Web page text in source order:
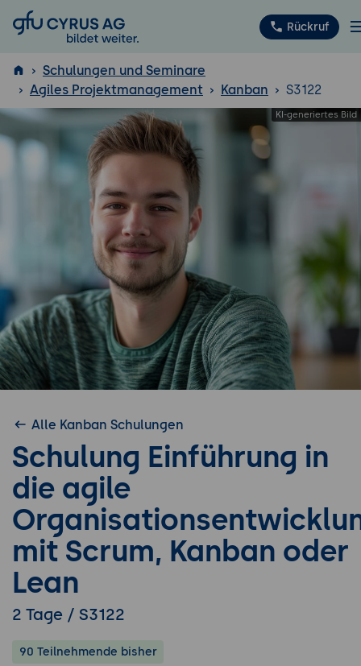
GFU Cyrus AG Rückruf
ISTQB ®
Schulungen und Seminare
Agiles Projektmanagement
Kanban S3122
Alle Kanban Schulungen
Schulung Einführung in
die agile
mit Scrum, Kanban oder
Lean
2 Tage / S3122
90 Teilnehmende bisher